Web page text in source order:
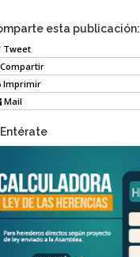
esta publicación:
Tweet
Imprimir
Mail
Entérate